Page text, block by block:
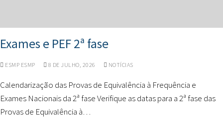
Exames e PEF 2ª fase
ESMP ESMP 8 DE JULHO, 2026 NOTÍCIAS
Calendarização das Provas de Equivalência à Frequência e
Exames Nacionais da 2ª fase Verifique as datas para a 2ª fase das
Provas de Equivalência à…